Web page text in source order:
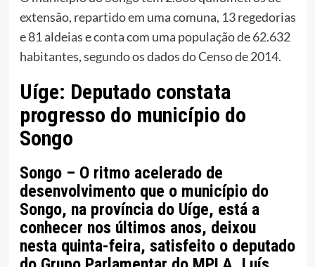
extensão, repartido em uma comuna, 13 regedorias
e 81 aldeias e conta com uma população de 62.632
habitantes, segundo os dados do Censo de 2014.
Uíge: Deputado constata
progresso do município do
Songo
Songo – O ritmo acelerado de
desenvolvimento que o município do
Songo, na província do Uíge, está a
conhecer nos últimos anos, deixou
nesta quinta-feira, satisfeito o deputado